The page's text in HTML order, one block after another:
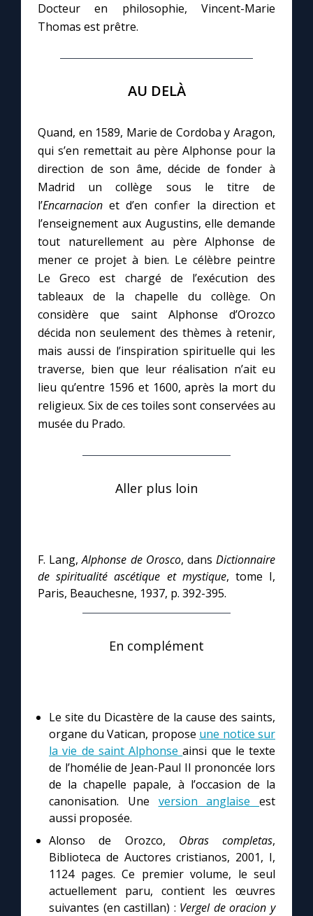
Docteur en philosophie, Vincent-Marie
Thomas est prêtre.
AU DELÀ
Quand, en 1589, Marie de Cordoba y Aragon,
qui s’en remettait au père Alphonse pour la
direction de son âme, décide de fonder à
Madrid un collège sous le titre de
l’Encarnacion et d’en confier la direction et
l’enseignement aux Augustins, elle demande
tout naturellement au père Alphonse de
mener ce projet à bien. Le célèbre peintre
Le Greco est chargé de l’exécution des
tableaux de la chapelle du collège. On
considère que saint Alphonse d’Orozco
décida non seulement des thèmes à retenir,
mais aussi de l’inspiration spirituelle qui les
traverse, bien que leur réalisation n’ait eu
lieu qu’entre 1596 et 1600, après la mort du
religieux. Six de ces toiles sont conservées au
musée du Prado.
Aller plus loin
F. Lang,Alphonse de Orosco, dansDictionnaire
de spiritualité ascétique et mystique, tome I,
Paris, Beauchesne, 1937, p. 392-395.
En complément
Le site du Dicastère de la cause des saints,
organe du Vatican, propose une notice sur
la vie de saint Alphonseainsi que le texte
de l’homélie de Jean-Paul II prononcée lors
de la chapelle papale, à l’occasion de la
canonisation. Une version anglaise est
aussi proposée.
Alonso de Orozco, Obras completas,
Biblioteca de Auctores cristianos, 2001, I,
1124 pages. Ce premier volume, le seul
actuellement paru, contient les œuvres
suivantes (en castillan) : Vergel de oracion y